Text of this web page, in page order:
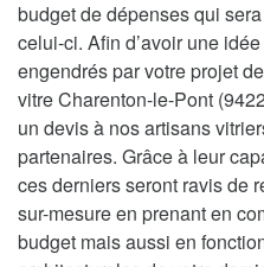
budget de dépenses qui
celui-ci. Afin d’avoir une
engendrés par votre projet
vitre Charenton-le-Pont
un devis à nos artisans
partenaires. Grâce à leur
ces derniers seront ravis de
sur-mesure en prenant en
budget mais aussi en